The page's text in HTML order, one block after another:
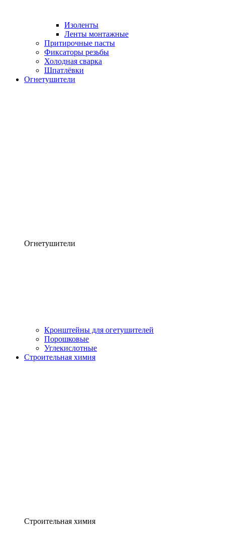
Изоленты
Ленты монтажные
Притирочные пасты
Фиксаторы резьбы
Холодная сварка
Шпатлёвки
Огнетушители
Огнетушители
Кронштейны для огетушителей
Порошковые
Углекислотные
Строительная химия
Строительная химия